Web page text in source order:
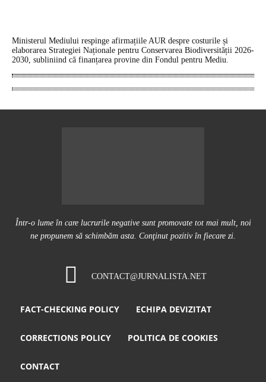
Ministerul Mediului respinge afirmațiile AUR despre costurile și
elaborarea Strategiei Naționale pentru Conservarea Biodiversității 2026-
2030, subliniind că finanțarea provine din Fondul pentru Mediu.
Într-o lume în care lucrurile negative sunt promovate tot mai mult, noi
ne propunem să schimbăm asta. Conţinut pozitiv în fiecare zi.
CONTACT@JURNALISTA.NET
FACT-CHECKING POLICY ECHIPA DEVIZITAT
CORRECTIONS POLICY POLITICA DE COOKIES
CONTACT